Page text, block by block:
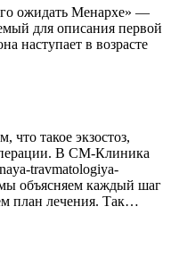
ожидать Менархе» —
для описания первой
наступает в возрасте
что такое экзостоз,
В СМ-Клиника
travmatologiya-
объясняем каждый шаг
план лечения. Так…